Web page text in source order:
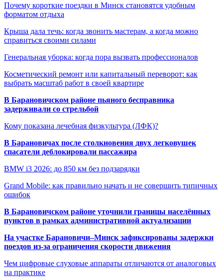
Почему короткие поездки в Минск становятся удобным
форматом отдыха
Крыша дала течь: когда звонить мастерам, а когда можно
справиться своими силами
Генеральная уборка: когда пора вызвать профессионалов
Косметический ремонт или капитальный переворот: как
выбрать масштаб работ в своей квартире
В Барановичском районе пьяного бесправника
задерживали со стрельбой
Кому показана лечебная физкультура (ЛФК)?
В Барановичах после столкновения двух легковушек
спасатели деблокировали пассажира
BMW i3 2026: до 850 км без подзарядки
Grand Mobile: как правильно начать и не совершить типичных
ошибок
В Барановичском районе уточнили границы населённых
пунктов в рамках административной актуализации
На участке Барановичи–Минск зафиксированы задержки
поездов из-за ограничения скорости движения
Чем цифровые слуховые аппараты отличаются от аналоговых
на практике